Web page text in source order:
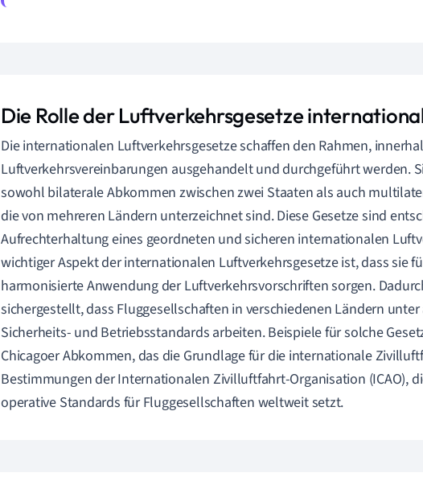
Die Rolle der Luftverkehrsgesetze
Die internationalen Luftverkehrsgesetze schaffen den Rahmen,
Luftverkehrsvereinbarungen ausgehandelt und durchgeführt werden.
sowohl bilaterale Abkommen zwischen zwei Staaten als auch
die von mehreren Ländern unterzeichnet sind. Diese Gesetze sind
Aufrechterhaltung eines geordneten und sicheren internationalen
wichtiger Aspekt der internationalen Luftverkehrsgesetze ist, dass sie
harmonisierte Anwendung der Luftverkehrsvorschriften sorgen.
sichergestellt, dass Fluggesellschaften in verschiedenen Ländern
Sicherheits- und Betriebsstandards arbeiten. Beispiele für solche
Chicagoer Abkommen, das die Grundlage für die internationale
Bestimmungen der Internationalen Zivilluftfahrt-Organisation (ICAO),
operative Standards für Fluggesellschaften weltweit setzt.